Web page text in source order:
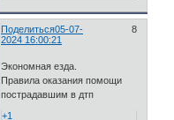
Поделиться 8
05-07-
2024 16:00:21
Экономная езда.
Правила оказания помощи
пострадавшим в дтп
+1